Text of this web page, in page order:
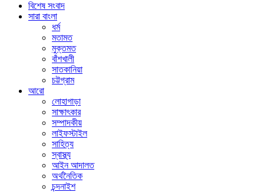
বিশেষ সংবাদ
সারা বাংলা
ধর্ম
মতামত
মুক্তমত
বাঁশখালী
সাতকানিয়া
চট্টগ্রাম
আরো
লোহাগাড়া
সাক্ষাৎকার
সম্পাদকীয়
লাইফস্টাইল
সাহিত্য
স্বাস্থ্য
আইন আদালত
অর্থনৈতিক
চন্দনাইশ